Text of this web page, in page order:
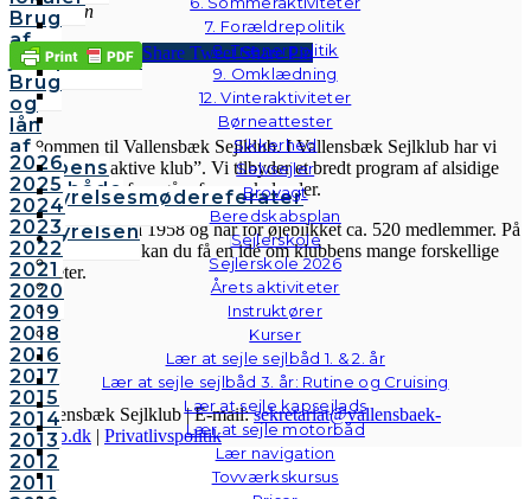
7. Forældrepolitik
8. Trænerpolitik
9. Omklædning
12. Vinteraktiviteter
Børneattester
Sikkerhed
Selvsejler
Brovagt
Beredskabsplan
Sejlerskole
Sejlerskole 2026
Årets aktiviteter
Instruktører
Kurser
Lær at sejle sejlbåd 1. & 2. år
Lær at sejle sejlbåd 3. år: Rutine og Cruising
Lær at sejle kapsejlads
Lær at sejle motorbåd
Lær navigation
Tovværkskursus
Brug
af
jollepladsen
Brug
og
lån
af
klubbens
følgebåde
Vedtægter
Bestyrelsen
Bestyrelsesmødereferater
2026
2025
2024
2023
2022
2021
2020
2019
2018
2016
2017
2015
2014
2013
2012
2011
Bestyrelsen
Share Tweet Share Pin
VSK
Velkommen til Vallensbæk Sejlklub. I Vallensbæk Sejlklub har vi
mottoet “den aktive klub”. Vi tilbyder et bredt program af alsidige
aktiviteter, som fremgår af vores kalender.
Sejlklubben er fra 1958 og har for øjeblikket ca. 520 medlemmer. På
hjemmesiden her kan du få en idé om klubbens mange forskellige
aktiviteter.
© Vallensbæk Sejlklub | E-mail:sekretariat@vallensbaek-
sejlklub.dk | Privatlivspolitik